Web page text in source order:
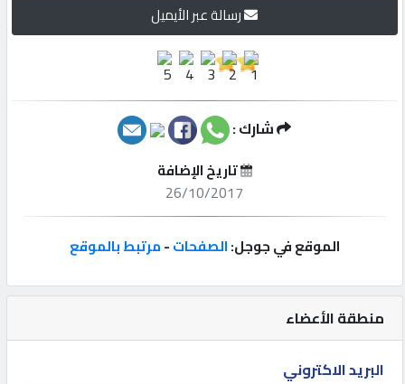
شركات
إعلانات
المنتدى
منطقة الأعضاء
البريد الاكتروني
رسالة عبر الأيميل
شارك :
تاريخ الإضافة
26/10/2017
الموقع في جوجل:الصفحات-مرتبط بالموقع